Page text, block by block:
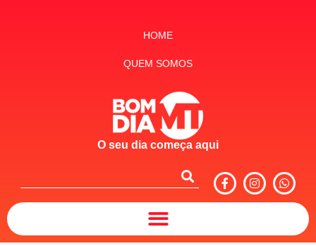
HOME
QUEM SOMOS
O seu dia começa aqui